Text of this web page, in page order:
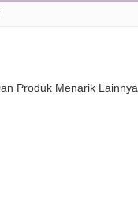
Produk Menarik Lainnya